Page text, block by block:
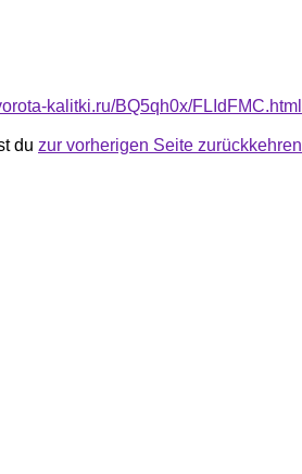
kalitki.ru/BQ5qh0x/FLIdFMC.html
du zur vorherigen Seite zurückkehren